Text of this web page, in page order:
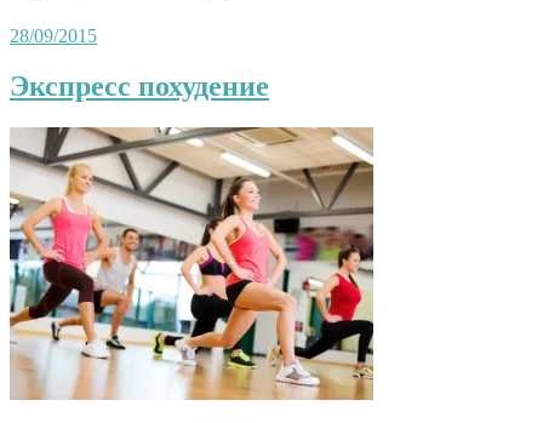
28/09/2015
Экспресс похудение